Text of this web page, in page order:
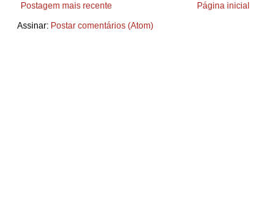
Postagem mais recente
Página inicial
Assinar: Postar comentários (Atom)